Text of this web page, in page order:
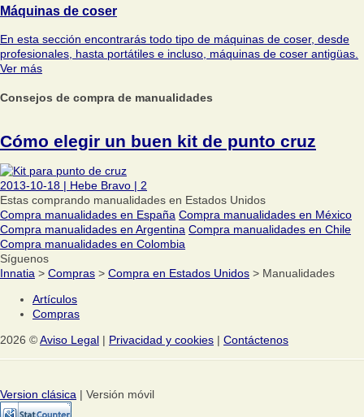
Máquinas de coser
En esta sección encontrarás todo tipo de máquinas de coser, desde
profesionales, hasta portátiles e incluso, máquinas de coser antigüas.
Ver más
Consejos de compra de manualidades
Cómo elegir un buen kit de punto cruz
2013-10-18 | Hebe Bravo | 2
Estas comprando manualidades en Estados Unidos
Compra manualidades en España Compra manualidades en México
Compra manualidades en Argentina Compra manualidades en Chile
Compra manualidades en Colombia
Síguenos
Innatia > Compras > Compra en Estados Unidos > Manualidades
Artículos
Compras
2026 ©Aviso Legal | Privacidad y cookies | Contáctenos
Version clásica | Versión móvil